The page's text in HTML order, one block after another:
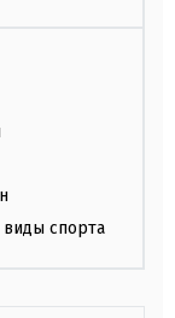
спорта